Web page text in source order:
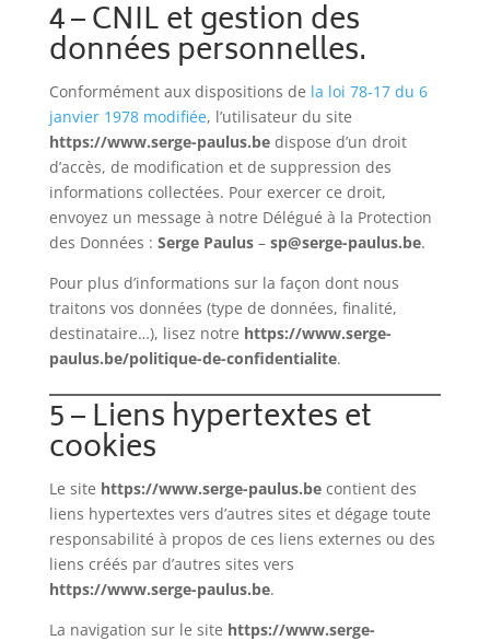
4 – CNIL et gestion des
données personnelles.
Conformément aux dispositions de la loi 78-17 du 6
janvier 1978 modifiée, l’utilisateur du site
https://www.serge-paulus.bedispose d’un droit
d’accès, de modification et de suppression des
informations collectées. Pour exercer ce droit,
envoyez un message à notre Délégué à la Protection
des Données : Serge Paulus– sp@serge-paulus.be.
Pour plus d’informations sur la façon dont nous
traitons vos données (type de données, finalité,
destinataire…), lisez notre https://www.serge-
paulus.be/politique-de-confidentialite.
5 – Liens hypertextes et
cookies
Le site https://www.serge-paulus.becontient des
liens hypertextes vers d’autres sites et dégage toute
responsabilité à propos de ces liens externes ou des
liens créés par d’autres sites vers
https://www.serge-paulus.be.
La navigation sur le site https://www.serge-